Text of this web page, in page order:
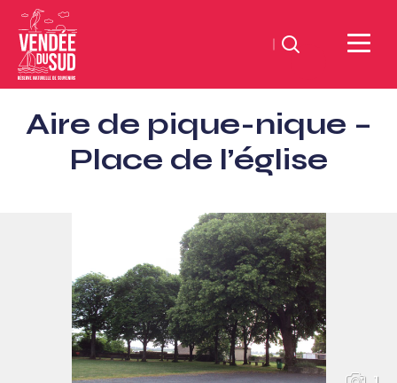
Sud
Vendée
ToerismeVVV-
Zoeken
Aire de pique-nique –
Place de l’église
1